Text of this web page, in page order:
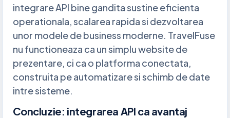
integrare API bine gandita sustine eficienta
operationala, scalarea rapida si dezvoltarea
unor modele de business moderne. TravelFuse
nu functioneaza ca un simplu website de
prezentare, ci ca o platforma conectata,
construita pe automatizare si schimb de date
intre sisteme.
Concluzie: integrarea API ca avantaj